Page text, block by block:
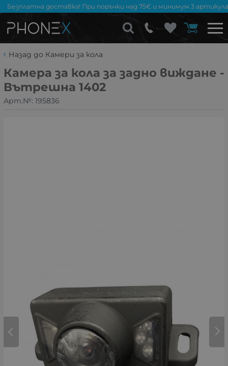
Безплатна доставка! При поръчки над 75€ и минимум 3
Назад до Камери за кола
Камера за кола за задно виждане -
Вътрешна 1402
Арт.№: 195836